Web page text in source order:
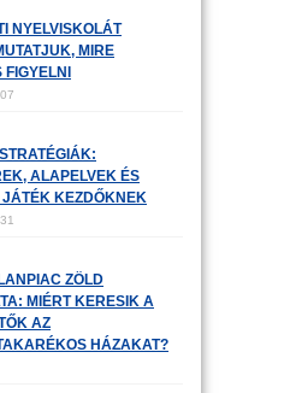
NYELVISKOLÁT
MIRE
ALAPELVEK ÉS
JÁTÉK KEZDŐKNEK
ZÖLD
MIÉRT KERESIK A
AZ
HÁZAKAT?